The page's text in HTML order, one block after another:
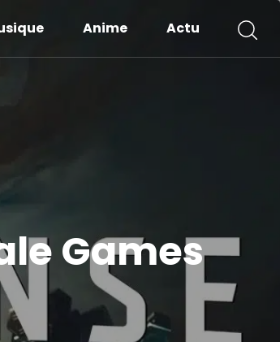
Anime Actu
Games